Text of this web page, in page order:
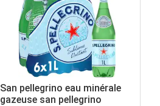
San pellegrino eau minérale
gazeuse san pellegrino